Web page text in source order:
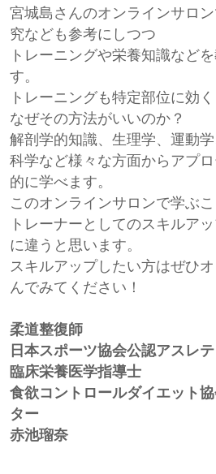
宮城島さんのオンラインサロ
究なども参考にしつつ
トレーニングや栄養知識など
す。
トレーニングも特定部位に効
なぜその方法がいいのか？
解剖学的知識、生理学、運動
科学など様々な方面からアプ
的に学べます。
このオンラインサロンで学ぶ
トレーナーとしてのスキルア
に違うと思います。
スキルアップしたい方はぜひ
んでみてください！
柔道整復師
日本スポーツ協会公認アスレ
臨床栄養医学指導士
食欲コントロールダイエット
ター
赤池瑠奈